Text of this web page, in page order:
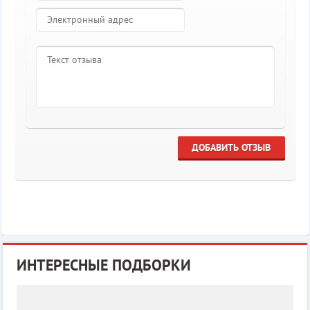
ДОБАВИТЬ ОТЗЫВ
ИНТЕРЕСНЫЕ ПОДБОРКИ